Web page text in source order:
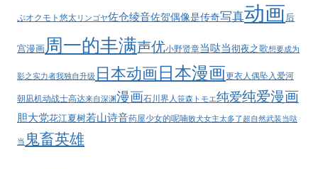
ぷオクモト悠太リンゴヤ佐仓绫音佐贺偶像是传奇写真动画后
宫漫画周一的丰满声优小野贤章当哒当彻夜之歌想要成为
影之实力者我独自升级 日本动画日本漫画更衣人偶坠入爱河
朝凪机动战士高达来自深渊漫画石川界人笹森トモエ纯爱纯爱漫画
胆大党花江夏树若山诗音药屋少女的呢喃败犬女主太多了超自然武装当哒
当 鬼畜英雄